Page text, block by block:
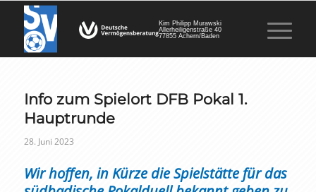
Kim Philipp Murawski
Allerheiligenstraße 40
77855 Achern/Baden
Info zum Spielort DFB Pokal 1.
Hauptrunde
28. Juni 2023
Wir hoffen, in Kürze die Spielstätte für das